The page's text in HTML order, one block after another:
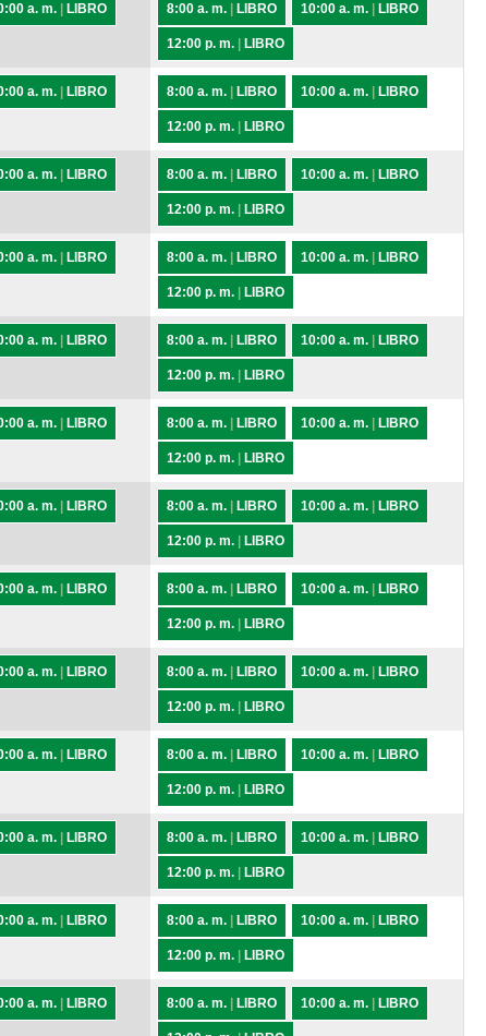
a. m. LIBRO 8:00 a. m. LIBRO 10:00 a. m. LIBRO
12:00 p. m. LIBRO
a. m. LIBRO 8:00 a. m. LIBRO 10:00 a. m. LIBRO
12:00 p. m. LIBRO
a. m. LIBRO 8:00 a. m. LIBRO 10:00 a. m. LIBRO
12:00 p. m. LIBRO
a. m. LIBRO 8:00 a. m. LIBRO 10:00 a. m. LIBRO
12:00 p. m. LIBRO
a. m. LIBRO 8:00 a. m. LIBRO 10:00 a. m. LIBRO
12:00 p. m. LIBRO
a. m. LIBRO 8:00 a. m. LIBRO 10:00 a. m. LIBRO
12:00 p. m. LIBRO
a. m. LIBRO 8:00 a. m. LIBRO 10:00 a. m. LIBRO
12:00 p. m. LIBRO
a. m. LIBRO 8:00 a. m. LIBRO 10:00 a. m. LIBRO
12:00 p. m. LIBRO
a. m. LIBRO 8:00 a. m. LIBRO 10:00 a. m. LIBRO
12:00 p. m. LIBRO
a. m. LIBRO 8:00 a. m. LIBRO 10:00 a. m. LIBRO
12:00 p. m. LIBRO
a. m. LIBRO 8:00 a. m. LIBRO 10:00 a. m. LIBRO
12:00 p. m. LIBRO
a. m. LIBRO 8:00 a. m. LIBRO 10:00 a. m. LIBRO
12:00 p. m. LIBRO
a. m. LIBRO 8:00 a. m. LIBRO 10:00 a. m. LIBRO